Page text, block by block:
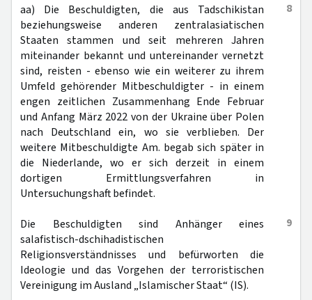
8
aa) Die Beschuldigten, die aus Tadschikistan
beziehungsweise anderen zentralasiatischen
Staaten stammen und seit mehreren Jahren
miteinander bekannt und untereinander vernetzt
sind, reisten - ebenso wie ein weiterer zu ihrem
Umfeld gehörender Mitbeschuldigter - in einem
engen zeitlichen Zusammenhang Ende Februar
und Anfang März 2022 von der Ukraine über Polen
nach Deutschland ein, wo sie verblieben. Der
weitere Mitbeschuldigte Am. begab sich später in
die Niederlande, wo er sich derzeit in einem
dortigen Ermittlungsverfahren in
Untersuchungshaft befindet.
9
Die Beschuldigten sind Anhänger eines
salafistisch-dschihadistischen
Religionsverständnisses und befürworten die
Ideologie und das Vorgehen der terroristischen
Vereinigung im Ausland „Islamischer Staat“ (IS).